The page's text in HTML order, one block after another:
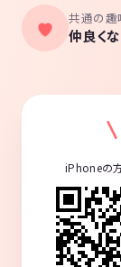
共通の趣
仲良く
iPhoneの